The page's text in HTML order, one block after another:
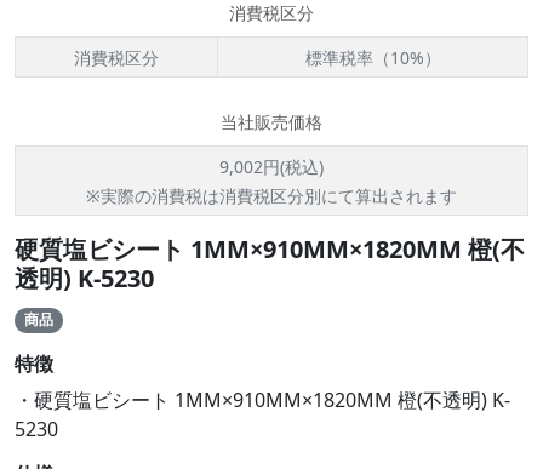
消費税区分
消費税区分
標準税率（10%）
当社販売価格
9,002円(税込)
※実際の消費税は消費税区分別にて算出されます
硬質塩ビシート 1MM×910MM×1820MM 橙(不
透明) K-5230
商品
特徴
・硬質塩ビシート 1MM×910MM×1820MM 橙(不透明) K-
5230